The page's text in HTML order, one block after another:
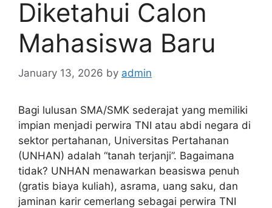
Diketahui Calon
Mahasiswa Baru
January 13, 2026 by admin
Bagi lulusan SMA/SMK sederajat yang memiliki
impian menjadi perwira TNI atau abdi negara di
sektor pertahanan, Universitas Pertahanan
(UNHAN) adalah “tanah terjanji”. Bagaimana
tidak? UNHAN menawarkan beasiswa penuh
(gratis biaya kuliah), asrama, uang saku, dan
jaminan karir cemerlang sebagai perwira TNI